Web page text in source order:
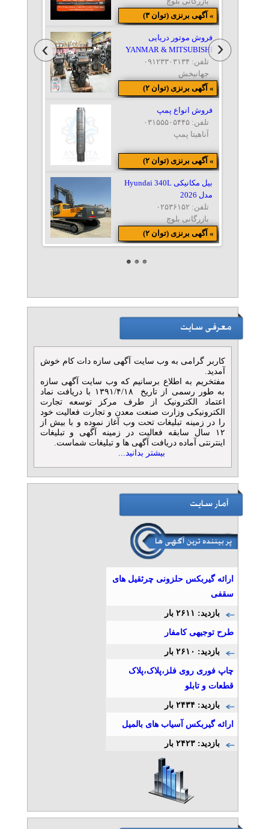
» آگهی برنزی (توان ۳)
فروش موتور دریایی
YANMAR & MITSUBISHI
جهانبخش
تلفن: ۰۹۱۲۳۳۰۳۱۳۴
» آگهی برنزی (توان ۲)
فروش انواع پمپ
آناهیتا پمپ
تلفن: ۰۳۱۵۵۵۰۵۴۴۵
» آگهی برنزی (توان ۲)
بیل مکانیکی Hyundai 340L
مدل 2026
بازرگانی بلوچ
تلفن: ۰۲۵۳۶۱۵۲
» آگهی برنزی (توان ۲)
» آگهی برنزی (توان ۲)
مرجع تخصصی تأمین آهن‌آلات
ساختمانی و صنعتی
آهن پرایس
» آگهی برنزی (توان ۱)
فروش و تامین لوله‌، اتصالات،
فلنج و شیرآلات
تامین پروژه ایرانیان
تلفن: ۰۲۱۴۴۶۲۶۴۲۸
و قطعات هود آشپزخانه
آبتین
قطعه سازی و قالب سازی
درگروه تولیدی صنعتی آبتین
آبتین
قالب سازی و تزریق پلاستیک
تلفن: ۰۲۱۷۶۲۱۷۵۵۵
طراحی، ساخت، اجرا پل
معلق
شرکت پاسارگاد
گروه خدمات آرتمیس
کاربر گرامی به وب سایت آگهی سازه دات کام خوش
آمدید.
مفتخریم به اطلاع برسانیم که وب سایت آگهی سازه
به طور رسمی از تاریخ ۱۳۹۱/۴/۱۸ با دریافت نماد
اعتماد الکترونیک از طرف مرکز توسعه تجارت
الکترونیکی وزارت صنعت معدن و تجارت فعالیت خود
را در زمینه تبلیغات تحت وب آغاز نموده و با بیش از
۱۲ سال سابقه فعالیت در زمینه آگهی و تبلیغات
اینترنتی آماده دریافت آگهی ها و تبلیغات شماست.
بیشتر بدانید...
ارائه گیربکس حلزونی چرثقیل های
سقفی
بازدید: ۲۶۱۱ بار
طرح توجیهی کامفار
بازدید: ۲۶۱۰ بار
چاپ فوری روی فلز،پلاک،پلاک
قطعات و تابلو
بازدید: ۲۴۳۴ بار
ارائه گیربکس آسیاب های بالمیل
بازدید: ۲۴۲۳ بار